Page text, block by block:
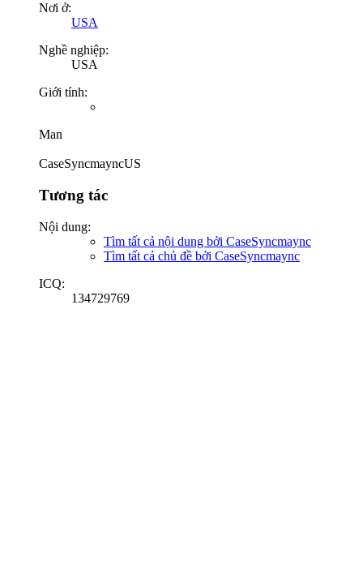
Nơi ở:
USA
Nghề nghiệp:
USA
Giới tính:
Man
CaseSyncmayncUS
Tương tác
Nội dung:
Tìm tất cả nội dung bởi CaseSyncmaync
Tìm tất cả chủ đề bởi CaseSyncmaync
ICQ:
134729769